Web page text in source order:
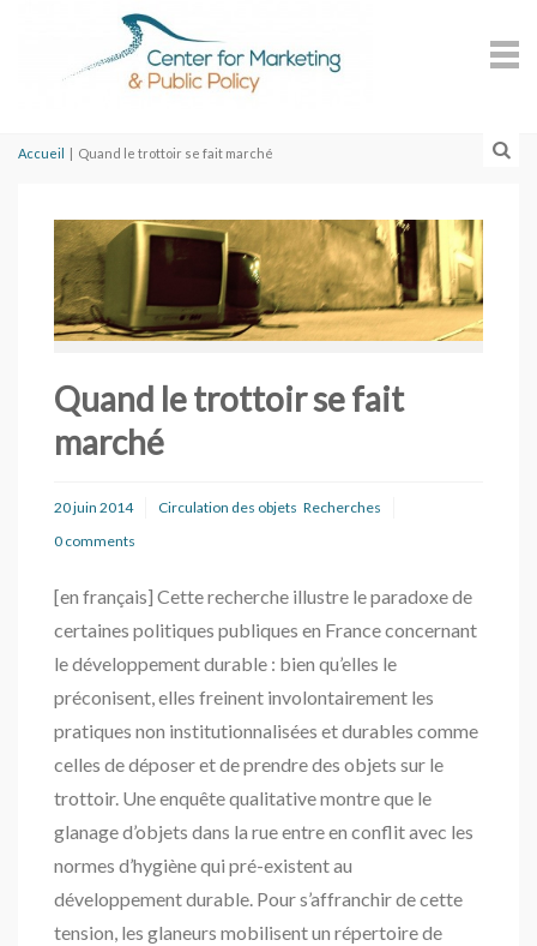
Accueil | Quand le trottoir se fait marché
Quand le trottoir se fait
marché
20 juin 2014 Circulation des objets Recherches
0 comments
[en français] Cette recherche illustre le paradoxe de
certaines politiques publiques en France concernant
le développement durable : bien qu’elles le
préconisent, elles freinent involontairement les
pratiques non institutionnalisées et durables comme
celles de déposer et de prendre des objets sur le
trottoir. Une enquête qualitative montre que le
glanage d’objets dans la rue entre en conflit avec les
normes d’hygiène qui pré-existent au
développement durable. Pour s’affranchir de cette
tension, les glaneurs mobilisent un répertoire de